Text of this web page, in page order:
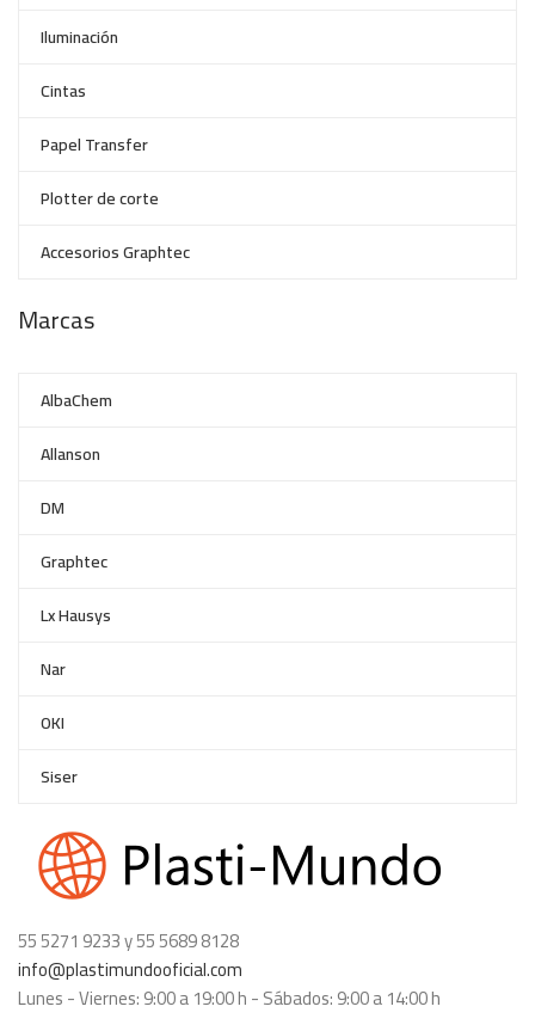
Iluminación
Cintas
Papel Transfer
Plotter de corte
Accesorios Graphtec
Marcas
AlbaChem
Allanson
DM
Graphtec
Lx Hausys
Nar
OKI
Siser
55 5271 9233 y 55 5689 8128
info@plastimundooficial.com
Lunes - Viernes: 9:00 a 19:00 h - Sábados: 9:00 a 14:00 h